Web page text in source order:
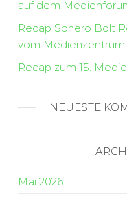
auf dem
Recap Sphero Bolt
vom Medienzentrum
Recap zum 15.
NEUESTE
Mai 2026